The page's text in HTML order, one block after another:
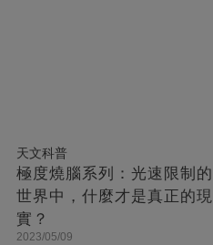
天文科普
極度燒腦系列：光速限制的
世界中，什麼才是真正的現
實？
2023/05/09